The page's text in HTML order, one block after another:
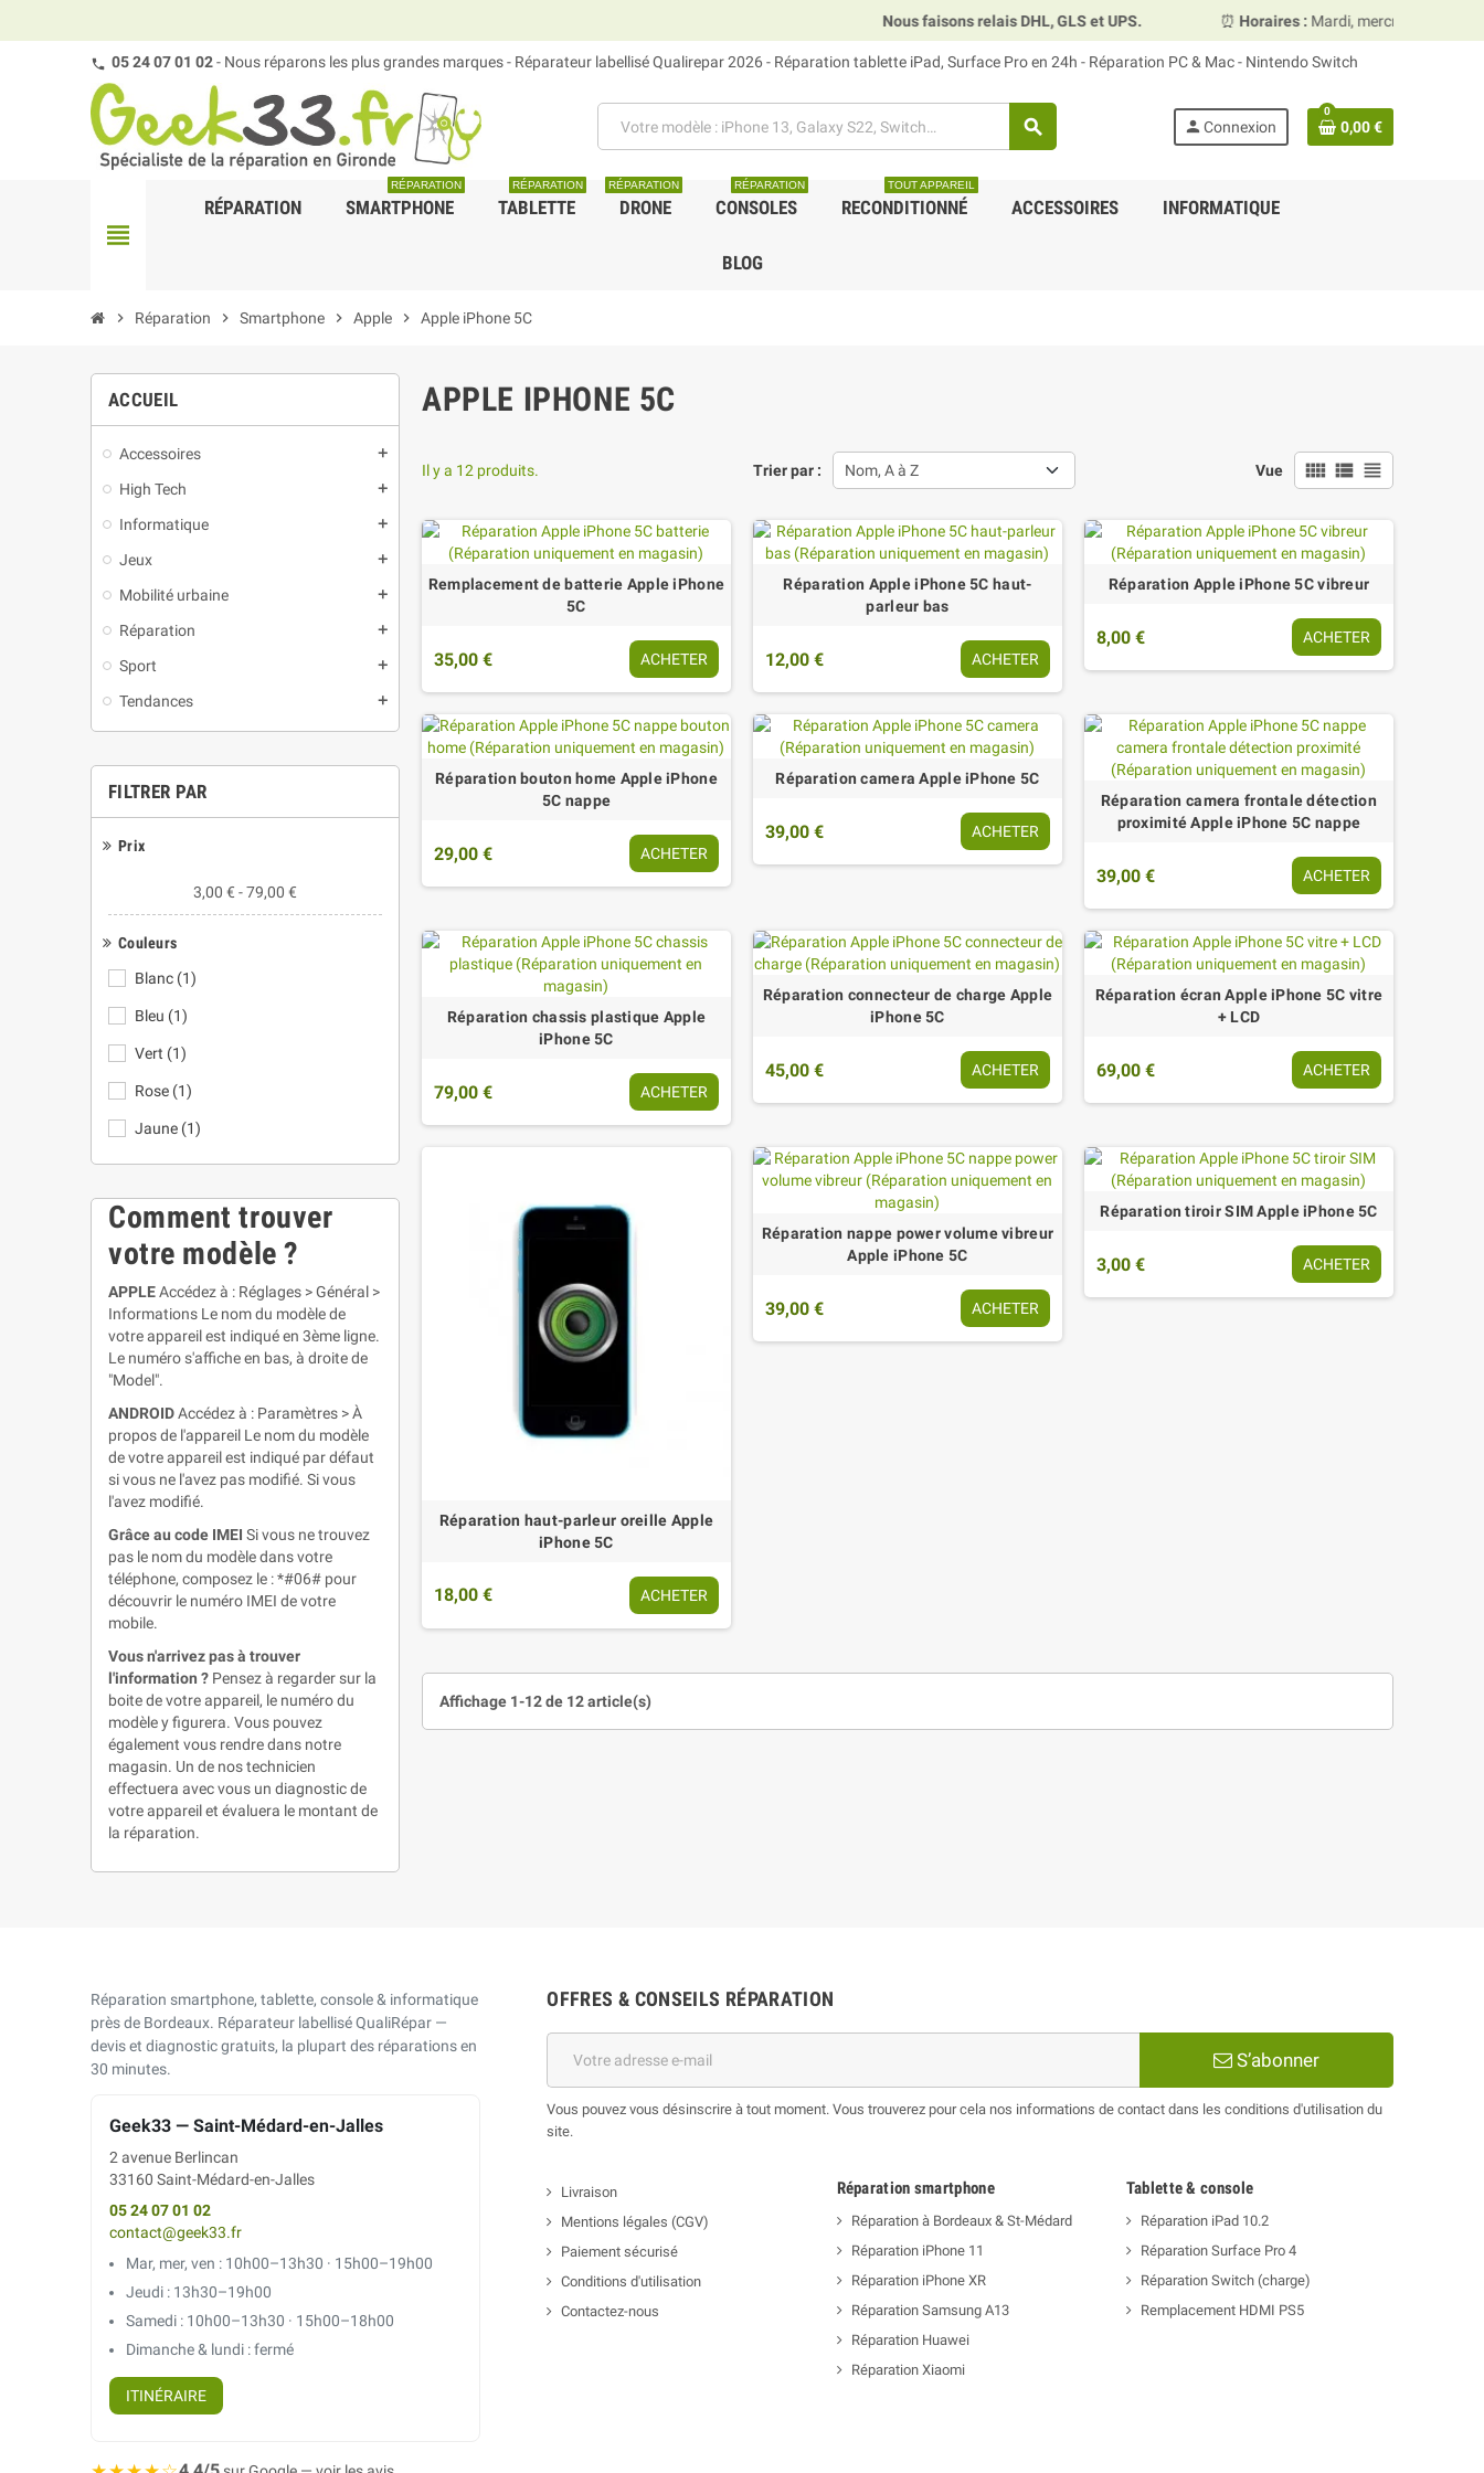
Nous faisons relais DHL, GLS et UPS. ⏰Horaires : Mardi, mercredi et vendredi
05 24 07 01 02- Nous réparons les plus grandes marques - Réparateur labellisé Qualirepar 2026 - Réparation tablette iPad, Surface Pro en 24h - Réparation PC & Mac - Nintendo Switch
search person Connexion
0
0,00 €
view_headline
RÉPARATION SMARTPHONE
RÉPARATION
TABLETTE
RÉPARATION
DRONE
RÉPARATION
CONSOLES
RÉPARATION
RECONDITIONNÉ
TOUT APPAREIL
ACCESSOIRES INFORMATIQUE
BLOG
chevron_right Réparation chevron_right Smartphone chevron_right Apple chevron_right Apple iPhone 5C
ACCUEIL
Accessoires add
High Tech add
Informatique add
Jeux add
Mobilité urbaine add
Réparation add
Sport add
Tendances add
FILTRER PAR
Prix
3,00 € - 79,00 €
Couleurs
Blanc (1)
Bleu (1)
Vert (1)
Rose (1)
Jaune (1)
Comment trouver
votre modèle ?
APPLEAccédez à : Réglages > Général >
Informations Le nom du modèle de
votre appareil est indiqué en 3ème ligne.
Le numéro s'affiche en bas, à droite de
"Model".
ANDROIDAccédez à : Paramètres > À
propos de l'appareil Le nom du modèle
de votre appareil est indiqué par défaut
si vous ne l'avez pas modifié. Si vous
l'avez modifié.
Grâce au code IMEI Si vous ne trouvez
pas le nom du modèle dans votre
téléphone, composez le : *#06# pour
découvrir le numéro IMEI de votre
mobile.
Vous n'arrivez pas à trouver
l'information ? Pensez à regarder sur la
boite de votre appareil, le numéro du
modèle y figurera. Vous pouvez
également vous rendre dans notre
magasin. Un de nos technicien
effectuera avec vous un diagnostic de
votre appareil et évaluera le montant de
la réparation.
APPLE IPHONE 5C
Trier par : Nom, A à Z Vue view_comfy view_list view_headline
Il y a 12 produits.
Remplacement de batterie Apple iPhone
5C
35,00 € ACHETER
Réparation Apple iPhone 5C haut-
parleur bas
12,00 € ACHETER
Réparation Apple iPhone 5C vibreur
8,00 € ACHETER
Réparation bouton home Apple iPhone
5C nappe
29,00 € ACHETER
Réparation camera Apple iPhone 5C
39,00 € ACHETER
Réparation camera frontale détection
proximité Apple iPhone 5C nappe
39,00 € ACHETER
Réparation chassis plastique Apple
iPhone 5C
79,00 € ACHETER
Réparation connecteur de charge Apple
iPhone 5C
45,00 € ACHETER
Réparation écran Apple iPhone 5C vitre
+ LCD
69,00 € ACHETER
Réparation haut-parleur oreille Apple
iPhone 5C
18,00 € ACHETER
Réparation nappe power volume vibreur
Apple iPhone 5C
39,00 € ACHETER
Réparation tiroir SIM Apple iPhone 5C
3,00 € ACHETER
Affichage 1-12 de 12 article(s)
Réparation smartphone, tablette, console & informatique
près de Bordeaux. Réparateur labellisé QualiRépar —
devis et diagnostic gratuits, la plupart des réparations en
30 minutes.
Geek33 — Saint-Médard-en-Jalles
2 avenue Berlincan
33160 Saint-Médard-en-Jalles
05 24 07 01 02
contact@geek33.fr
Mar, mer, ven : 10h00–13h30 · 15h00–19h00
Jeudi : 13h30–19h00
Samedi : 10h00–13h30 · 15h00–18h00
Dimanche & lundi : fermé
ITINÉRAIRE
OFFRES & CONSEILS RÉPARATION
S’abonner
Vous pouvez vous désinscrire à tout moment. Vous trouverez pour cela nos informations de contact dans les conditions d'utilisation du
site.
Livraison
Mentions légales (CGV)
Paiement sécurisé
Conditions d'utilisation
Contactez-nous
Réparation smartphone
Réparation à Bordeaux & St-Médard
Réparation iPhone 11
Réparation iPhone XR
Réparation Samsung A13
Réparation Huawei
Réparation Xiaomi
Tablette & console
Réparation iPad 10.2
Réparation Surface Pro 4
Réparation Switch (charge)
Remplacement HDMI PS5